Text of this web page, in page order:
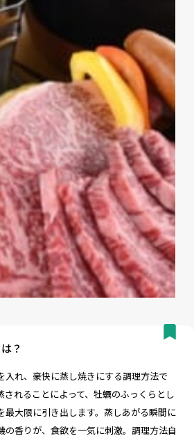
？
入れ、豪快に蒸し焼きにする調理方法で
されることによって、牡蠣のふっくらとし
最大限に引き出します。蒸しあがる瞬間に
の香りが、食欲を一気に刺激。調理方法自